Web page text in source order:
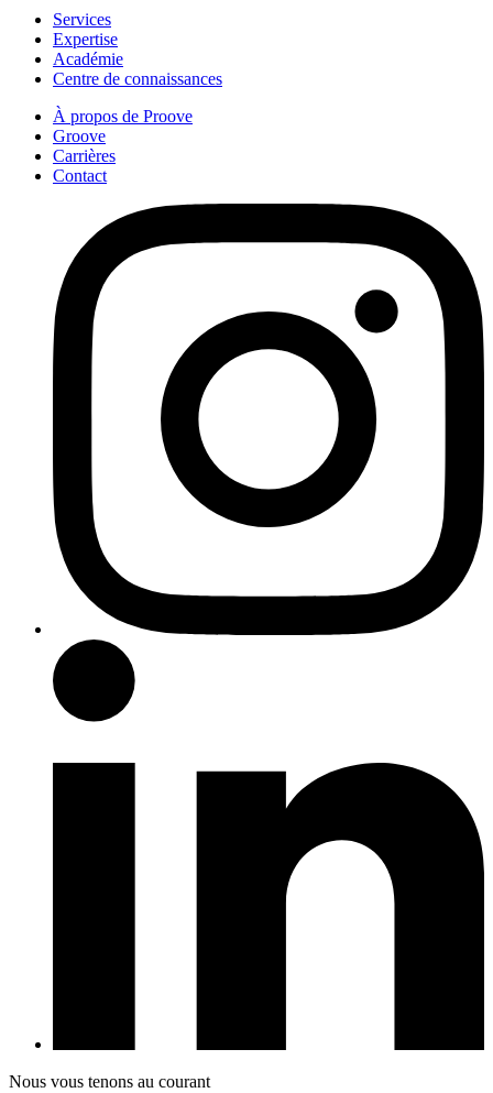
Services
Expertise
Académie
Centre de connaissances
À propos de Proove
Groove
Carrières
Contact
Nous vous tenons au courant